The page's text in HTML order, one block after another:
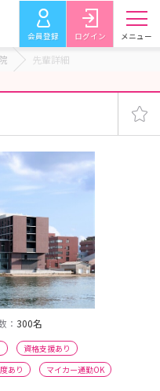
会員登録 ログイン メニュー
先輩詳細
： 300名
資格支援あり
あり マイカー通勤OK